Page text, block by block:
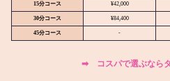
15分コース ¥42,000
30分コース ¥84,400
45分コース -
➡︎ コスパで選ぶなら